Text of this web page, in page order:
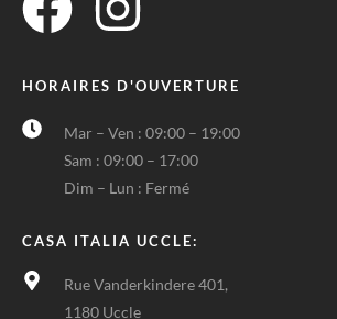
HORAIRES D'OUVERTURE
Mar – Ven : 09:00 – 19:00
Sam : 09:00 – 17:00
Dim – Lun : Fermé
CASA ITALIA UCCLE:
Rue Vanderkindere 401,
1180 Uccle